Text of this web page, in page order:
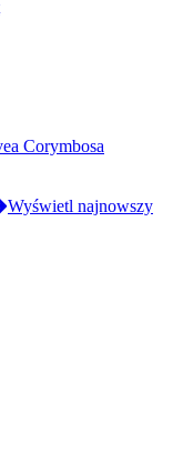
Corymbosa
Wyświetl najnowszy